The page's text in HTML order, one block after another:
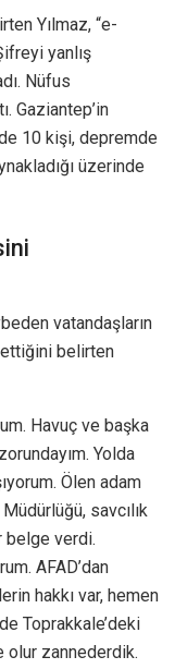
Yılmaz, “e-
yanlış
Nüfus
Gaziantep’in
10 kişi, depremde
üzerinde
vatandaşların
belirten
Havuç ve başka
Yolda
Ölen adam
savcılık
belge verdi.
AFAD’dan
hakkı var, hemen
Toprakkale’deki
zannederdik.